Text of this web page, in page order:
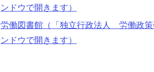
ンドウで開きます）
労働図書館（「独立行政法人 労働政策
ンドウで開きます）